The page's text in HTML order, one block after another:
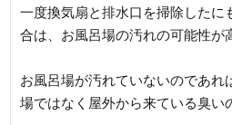
一度換気扇と排水口を掃除したに
合は、お風呂場の汚れの可能性が
お風呂場が汚れていないのであれ
場ではなく屋外から来ている臭い